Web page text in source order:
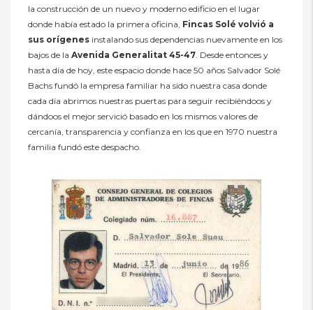
la construcción de un nuevo y moderno edificio en el lugar
donde había estado la primera oficina, Fincas Solé volvió a
sus orígenes instalando sus dependencias nuevamente en los
bajos de la Avenida Generalitat 45-47 . Desde entonces y
hasta día de hoy, este espacio donde hace 50 años Salvador Solé
Bachs fundó la empresa familiar ha sido nuestra casa donde
cada día abrimos nuestras puertas para seguir recibiéndoos y
dándoos el mejor servició basado en los mismos valores de
cercanía, transparencia y confianza en los que en 1970 nuestra
familia fundó este despacho.